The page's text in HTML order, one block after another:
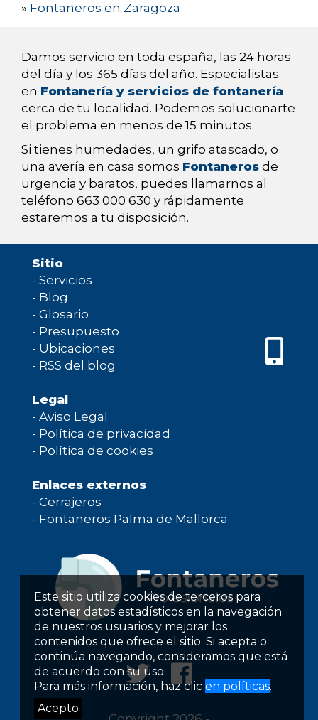
Este sitio utiliza cookies de terceros para
obtener datos estadísticos en la navegación
de nuestros usuarios y mejorar los
contenidos que ofrece el sitio. Si acepta o
continúa navegando, consideramos que está
de acuerdo con su uso.
Para más información, haz clic en políticas.
Acepto
» Fontaneros en Zaragoza
Damos servicio en toda españa, las 24 horas
del día y los 365 días del año. Especialistas
en Fontanería y servicios de fontanería
cerca de tu localidad. Podemos solucionarte
el problema en menos de 15 minutos.
Si tienes humedades, un grifo atascado, o
una avería en casa somos Fontaneros de
urgencia y baratos, puedes llamarnos al
teléfono 663 000 630 y rápidamente
estaremos a tu disposición.
Sitio
- Servicios
- Blog
- Glosario
- Presupuesto
- Ubicaciones
- RSS del blog
Legal
- Aviso Legal
- Política de privacidad
- Política de cookies
Enlaces externos
- Cerrajeros
- Fontaneros Palma de Mallorca